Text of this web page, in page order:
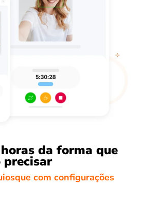
da forma que
precisar
com configurações